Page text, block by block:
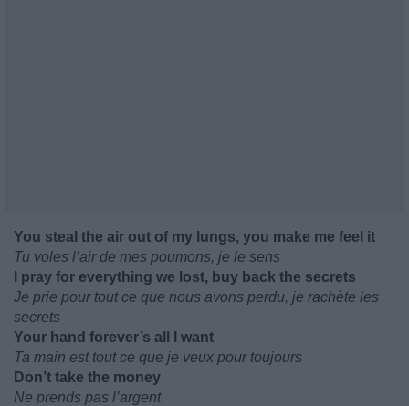
You steal the air out of my lungs, you make me feel it
Tu voles l’air de mes poumons, je le sens
I pray for everything we lost, buy back the secrets
Je prie pour tout ce que nous avons perdu, je rachète les
secrets
Your hand forever’s all I want
Ta main est tout ce que je veux pour toujours
Don’t take the money
Ne prends pas l’argent